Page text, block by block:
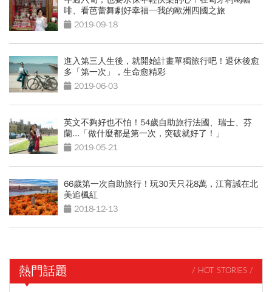
啡、看芭蕾舞劇好幸福─我的歐洲四國之旅
2019-09-18
進入第三人生後，就開始計畫單獨旅行吧！退休後愈
多「第一次」，生命愈精彩
2019-06-03
英文不夠好也不怕！54歲自助旅行法國、瑞士、芬
蘭...「做什麼都是第一次，突破就好了！」
2019-05-21
66歲第一次自助旅行！玩30天只花8萬，江育誠在北
美追楓紅
2018-12-13
熱門話題 / HOT STORIES /